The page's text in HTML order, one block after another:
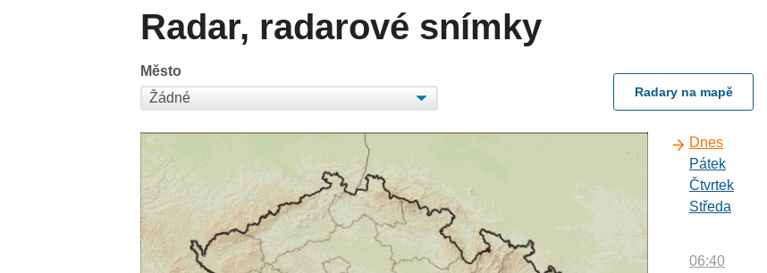
Radar, radarové snímky
Město
Radary na mapě
Dnes
Pátek
Čtvrtek
Středa
06:40